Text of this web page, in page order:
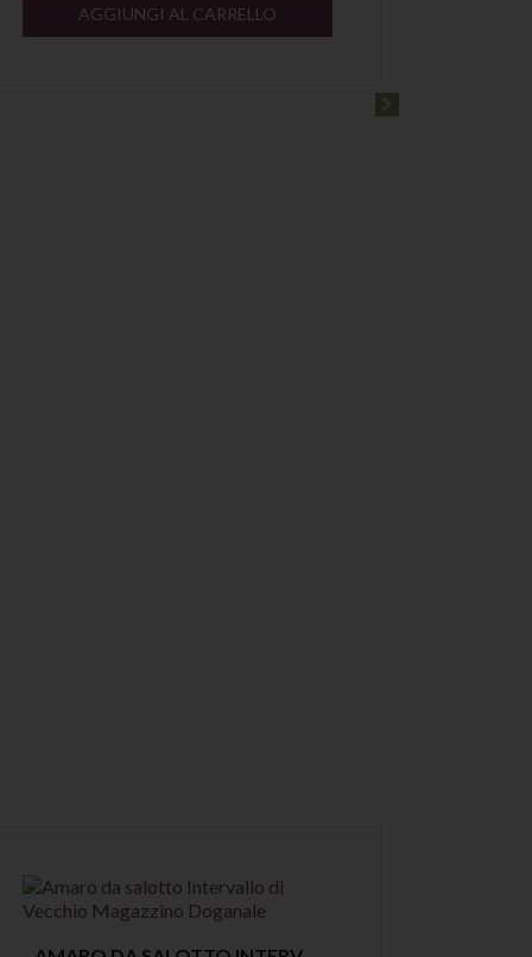
AGGIUNGI AL CARRELLO
Anteprima